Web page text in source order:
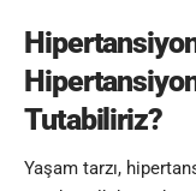
Tutabiliriz?
Yaşam tarzı,